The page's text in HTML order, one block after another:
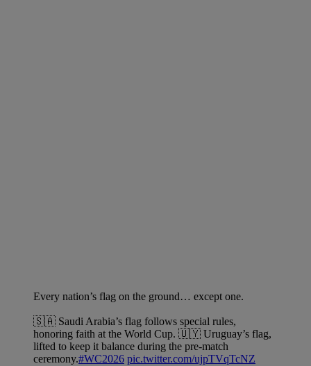
Every nation’s flag on the ground… except one.
🇸🇦 Saudi Arabia’s flag follows special rules,
honoring faith at the World Cup. 🇺🇾 Uruguay’s flag,
lifted to keep it balance during the pre-match
ceremony.#WC2026 pic.twitter.com/ujpTVqTcNZ